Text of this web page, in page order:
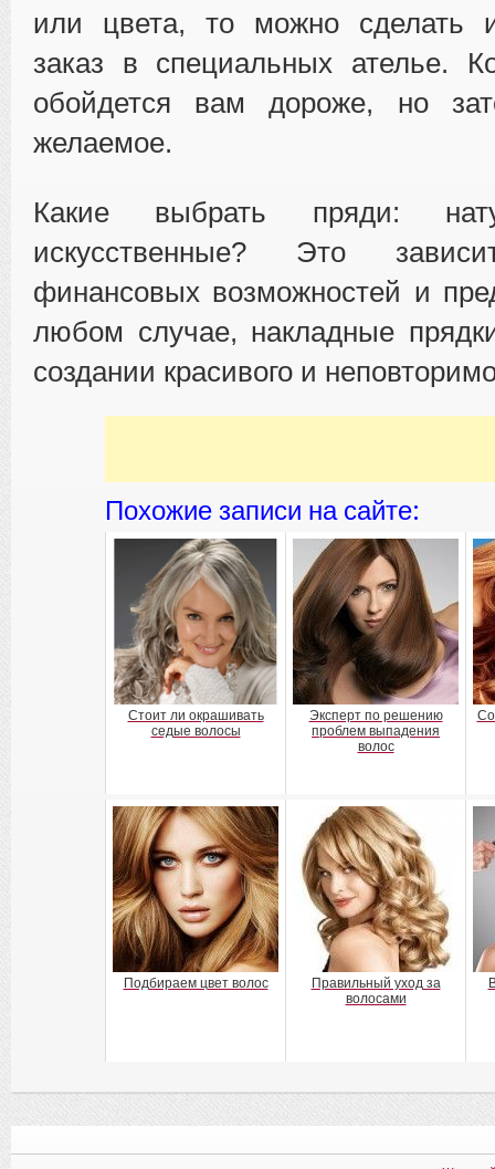
или цвета, то можно сделать
заказ в специальных ателье.
обойдется вам дороже, но
желаемое.
Какие выбрать пряди:
искусственные? Это
финансовых возможностей и
любом случае, накладные
создании красивого и
Похожие записи на сайте:
Стоит ли окрашивать
седые волосы
Эксперт по решению
проблем выпадения
волос
Подбираем цвет волос
Правильный уход за
волосами